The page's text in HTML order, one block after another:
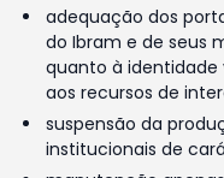
adequação dos
do Ibram e de seus
quanto à identidade
aos recursos de
suspensão da
institucionais de